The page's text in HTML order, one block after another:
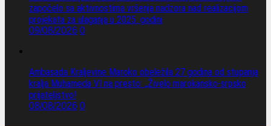
započelo sa aktivnostima vršenja nadzora nad realizacijom
projekata za ulaganja u 2025. godini
09/08/2026 0
Ambasada Kraljevine Maroko obeležila 27 godina od stupanja
kralja Muhameda VI na presto: „Živelo marokansko-srpsko
prijateljstvo!
08/08/2026 0